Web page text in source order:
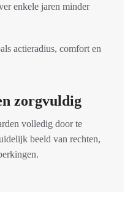
enkele jaren minder
actieradius, comfort en
zorgvuldig
volledig door te
beeld van rechten,